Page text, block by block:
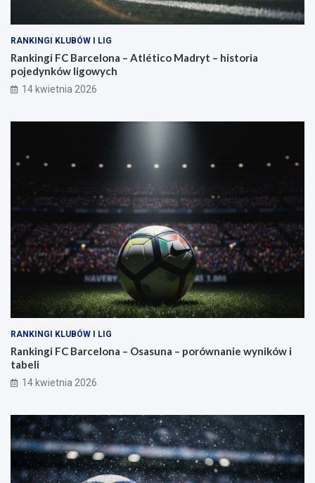
RANKINGI KLUBÓW I LIG
Rankingi FC Barcelona – Atlético Madryt – historia
pojedynków ligowych
14 kwietnia 2026
RANKINGI KLUBÓW I LIG
Rankingi FC Barcelona – Osasuna – porównanie wyników i
tabeli
14 kwietnia 2026